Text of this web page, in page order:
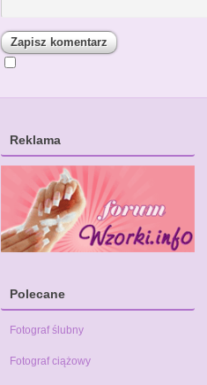
Reklama
Polecane
Fotograf ślubny
Fotograf ciążowy